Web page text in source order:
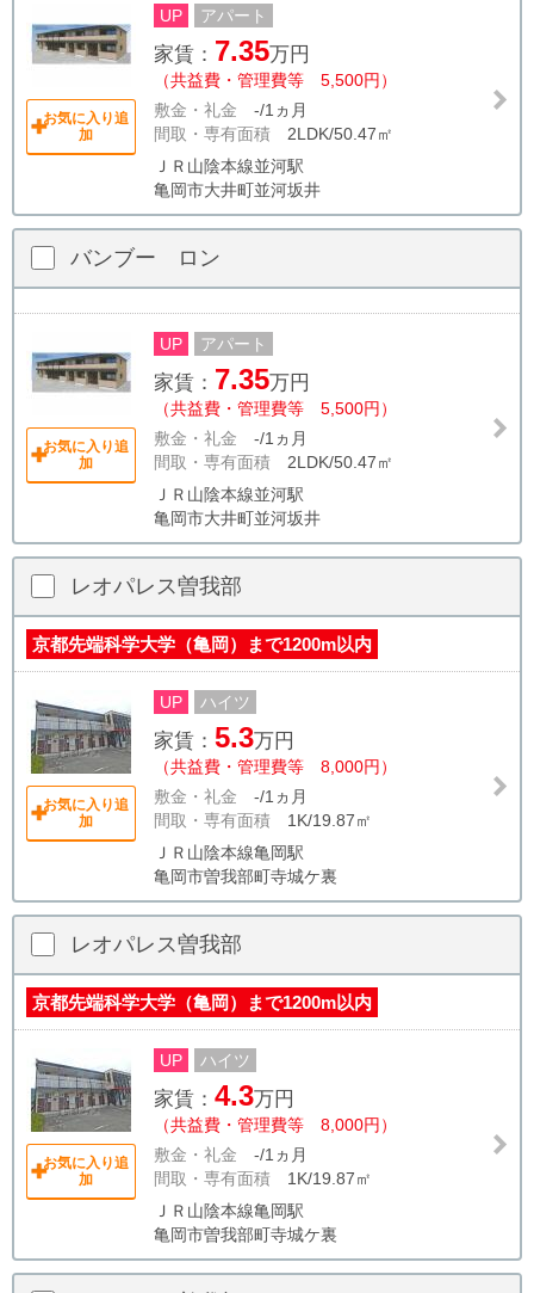
お気に入り追
加
UP アパート
家賃： 7.35万円
（共益費・管理費等 5,500円）
敷金・礼金 -/1ヵ月
間取・専有面積 2LDK/50.47㎡
ＪＲ山陰本線並河駅
亀岡市大井町並河坂井
バンブー ロン
お気に入り追
加
UP アパート
家賃： 7.35万円
（共益費・管理費等 5,500円）
敷金・礼金 -/1ヵ月
間取・専有面積 2LDK/50.47㎡
ＪＲ山陰本線並河駅
亀岡市大井町並河坂井
レオパレス曽我部
京都先端科学大学（亀岡）まで1200m以内
お気に入り追
加
UP ハイツ
家賃： 5.3万円
（共益費・管理費等 8,000円）
敷金・礼金 -/1ヵ月
間取・専有面積 1K/19.87㎡
ＪＲ山陰本線亀岡駅
亀岡市曽我部町寺城ケ裏
レオパレス曽我部
京都先端科学大学（亀岡）まで1200m以内
お気に入り追
加
UP ハイツ
家賃： 4.3万円
（共益費・管理費等 8,000円）
敷金・礼金 -/1ヵ月
間取・専有面積 1K/19.87㎡
ＪＲ山陰本線亀岡駅
亀岡市曽我部町寺城ケ裏